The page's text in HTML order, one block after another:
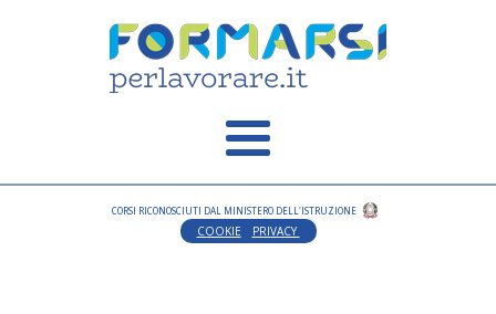
CORSI RICONOSCIUTI DAL MINISTERO DELL'ISTRUZIONE
COOKIE PRIVACY